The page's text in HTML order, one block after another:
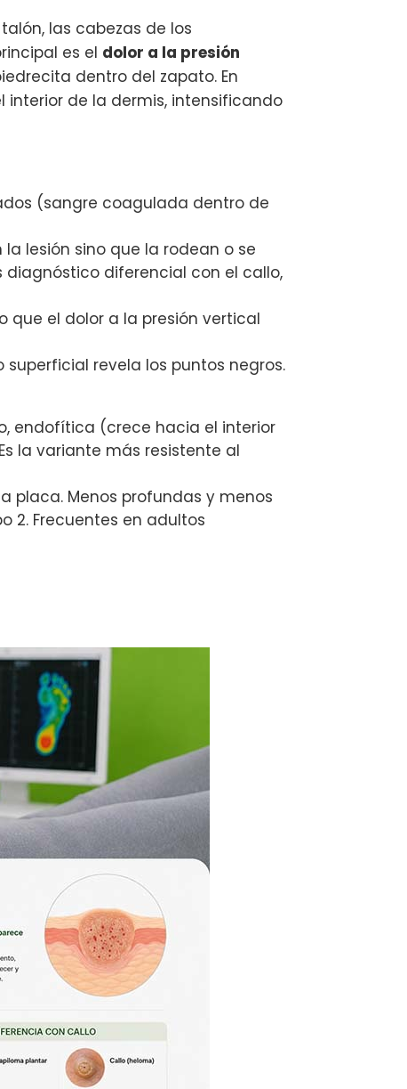
talón, las cabezas de los
es el dolor a la presión
dentro del zapato. En
de la dermis, intensificando
(sangre coagulada dentro de
lesión sino que la rodean o se
diferencial con el callo,
que el dolor a la presión vertical
revela los puntos negros.
endofítica (crece hacia el interior
la variante más resistente al
placa. Menos profundas y menos
2. Frecuentes en adultos